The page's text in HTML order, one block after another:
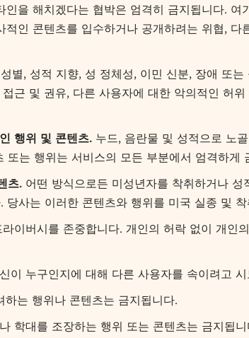
인을 해치겠다는 협박은 엄격히 금지됩니다.
인 콘텐츠를 입수하거나 공개하려는 위협,
별, 성적 지향, 성 정체성, 이민 신분, 장애 또
근 및 권유, 다른 사용자에 대한 악의적인 허
행위 및 콘텐츠. 누드, 음란물 및 성적으로 노
또는 행위는 서비스의 모든 부분에서 엄격하게
츠. 어떤 방식으로든 미성년자를 착취하거나
당사는 이러한 콘텐츠와 행위를 미국 실종 및
이버시를 존중합니다. 개인의 허락 없이 개인
이 누구인지에 대해 다른 사용자를 속이려고
는 행위나 콘텐츠는 금지됩니다.
학대를 조장하는 행위 또는 콘텐츠는 금지됩니